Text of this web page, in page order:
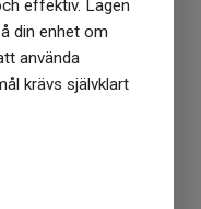
effektiv. Lagen
din enhet om
använda
krävs självklart